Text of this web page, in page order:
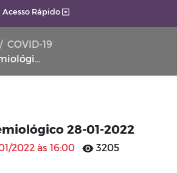
Acesso Rápido
COVID-19
01-2022
28-01-2022
2022 às 16:00
3205